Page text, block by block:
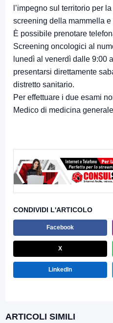
l’impegno sul territorio per
screening della mammella e
È possibile prenotare
Screening oncologici al
lunedì al venerdì dalle 9:00
presentarsi direttamente
distretto sanitario.
Per effettuare i due esami
Medico di medicina generale
CONDIVIDI L'ARTICOLO
Facebook
X
LinkedIn
ARTICOLI SIMILI